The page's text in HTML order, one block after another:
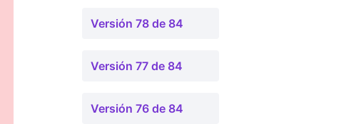
Versión 78 de 84
Versión 77 de 84
Versión 76 de 84